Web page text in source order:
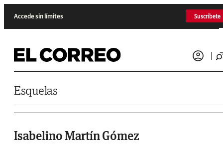
Accede sin límites Suscríbete
Esquelas
Isabelino Martín Gómez